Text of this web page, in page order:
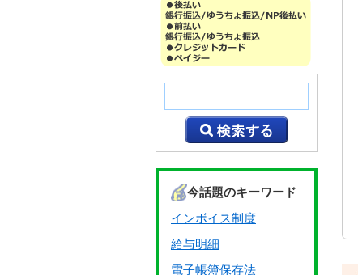
今話題のキーワード
インボイス制度
給与明細
電子帳簿保存法